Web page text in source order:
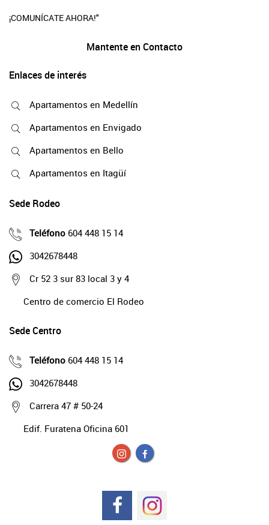
¡COMUNÍCATE AHORA!"
Mantente en Contacto
Enlaces de interés
Apartamentos en Medellín
Apartamentos en Envigado
Apartamentos en Bello
Apartamentos en Itagüí
Sede Rodeo
Teléfono 604 448 15 14
3042678448
Cr 52 3 sur 83 local 3 y 4
Centro de comercio El Rodeo
Sede Centro
Teléfono 604 448 15 14
3042678448
Carrera 47 # 50-24
Edif. Furatena Oficina 601